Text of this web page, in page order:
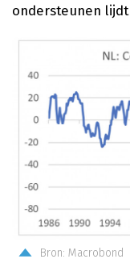
ondersteunen
Bron: Macrobond